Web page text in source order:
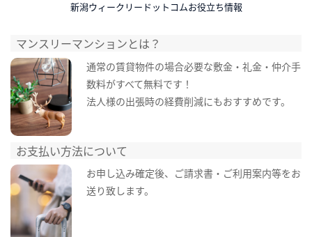
新潟ウィークリードットコムお役立ち情報
マンスリーマンションとは？
通常の賃貸物件の場合必要な敷金・礼金・仲介手
数料がすべて無料です！
法人様の出張時の経費削減にもおすすめです。
お支払い方法について
お申し込み確定後、ご請求書・ご利用案内等をお
送り致します。